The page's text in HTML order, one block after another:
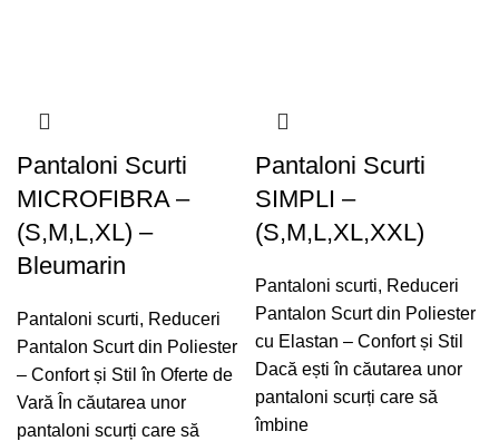
Pantaloni Scurti
MICROFIBRA –
(S,M,L,XL) –
Bleumarin
Pantaloni scurti, Reduceri
Pantalon Scurt din Poliester
– Confort și Stil în Oferte de
Vară În căutarea unor
pantaloni scurți care să
Pantaloni Scurti
SIMPLI –
(S,M,L,XL,XXL)
Pantaloni scurti, Reduceri
Pantalon Scurt din Poliester
cu Elastan – Confort și Stil
Dacă ești în căutarea unor
pantaloni scurți care să
îmbine